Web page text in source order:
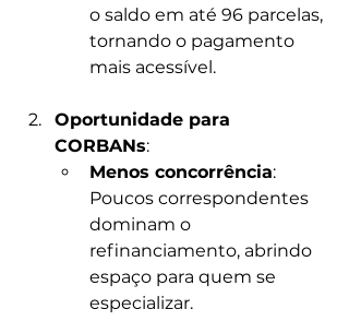
o saldo em até 96 parcelas,
tornando o pagamento
mais acessível.
Oportunidade para
CORBANs:
Menos concorrência:
Poucos correspondentes
dominam o
refinanciamento, abrindo
espaço para quem se
especializar.